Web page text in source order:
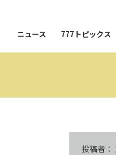
ニュース 777トピックス
投稿者